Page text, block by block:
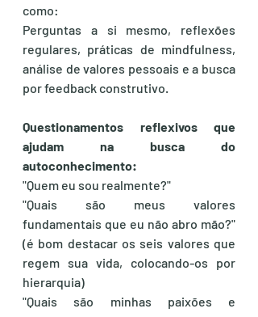
como:
Perguntas a si mesmo, reflexões
regulares, práticas de mindfulness,
análise de valores pessoais e a busca
por feedback construtivo.
Questionamentos reflexivos que
ajudam na busca do
autoconhecimento:
"Quem eu sou realmente?"
"Quais são meus valores
fundamentais que eu não abro mão?"
(é bom destacar os seis valores que
regem sua vida, colocando-os por
hierarquia)
"Quais são minhas paixões e